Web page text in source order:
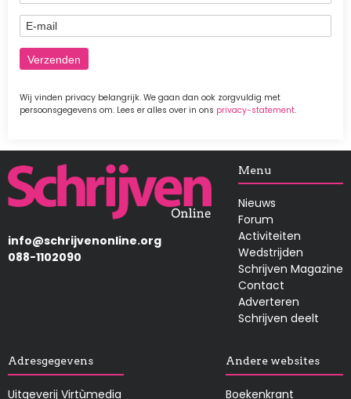
E-mail
Wij vinden privacy belangrijk. We gaan dan ook zorgvuldig met
persoonsgegevens om. Lees er alles over in ons privacy-statement.
Afbeelding
info@schrijvenonline.org
088-1102090
Menu
Nieuws
Forum
Activiteiten
Wedstrijden
Schrijven Magazine
Contact
Adverteren
Schrijven deelt
Adresgegevens
Uitgeverij Virtùmedia
Andere websites
Boekenkrant